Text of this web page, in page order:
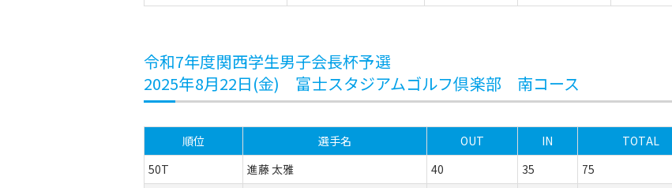
令和7年度関西学生男子会長杯予選
2025年8月22日(金) 富士スタジアムゴルフ倶楽部 南コース
順位 選手名 OUT IN
TOTAL
50T
進藤 太雅 40 35
75